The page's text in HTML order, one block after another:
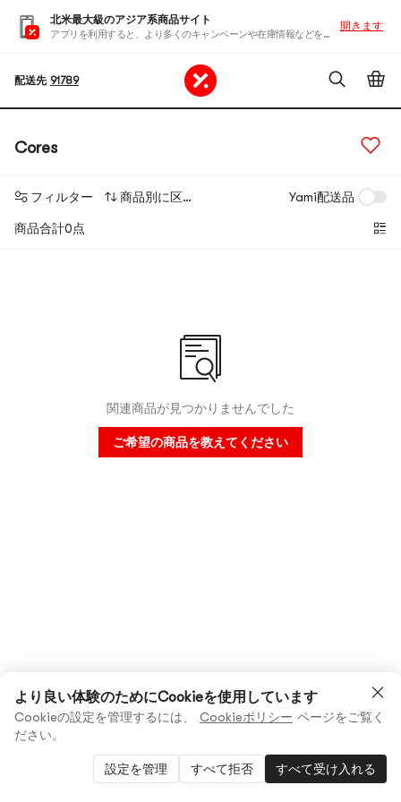
北米最大級のアジア系商品サイト
アプリを利用すると、より多くのキャンペーンや在庫情報などを入手できます
開きます
配送先 91789
Cores
フィルター 商品別に区分する Yami配送品
商品合計0点
関連商品が見つかりませんでした
ご希望の商品を教えてください
より良い体験のためにCookieを使用しています
Cookieの設定を管理するには、 Cookieポリシー ページをご覧く
ださい。
設定を管理 すべて拒否 すべて受け入れる